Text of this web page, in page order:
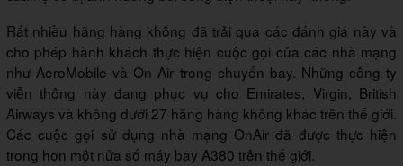
Rất nhiều hãng hàng không đã trải qua các đánh giá này và
cho phép hành khách thực hiện cuộc gọi của các nhà mạng
như AeroMobile và On Air trong chuyến bay. Những công ty
viễn thông này đang phục vụ cho Emirates, Virgin, British
Airways và không dưới 27 hãng hàng không khác trên thế giới.
Các cuộc gọi sử dụng nhà mạng OnAir đã được thực hiện
trong hơn một nửa số máy bay A380 trên thế giới.